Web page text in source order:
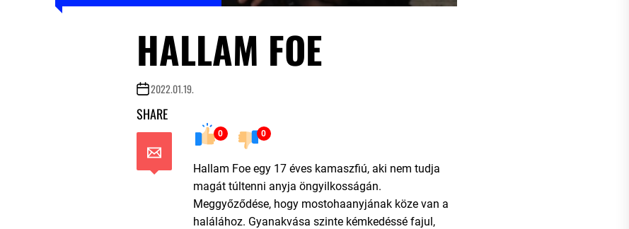
HALLAM FOE
2022.01.19.
SHARE
0 0
Hallam Foe egy 17 éves kamaszfiú, aki nem tudja
magát túltenni anyja öngyilkosságán.
Meggyőződése, hogy mostohaanyjának köze van a
halálához. Gyanakvása szinte kémkedéssé fajul,